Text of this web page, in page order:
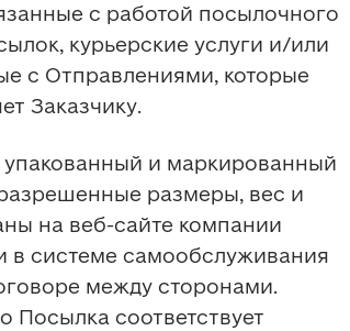
с работой посылочного
курьерские услуги и/или
с Отправлениями, которые
Заказчику.
упакованный и маркированный
размеры, вес и
на веб-сайте компании
в системе самообслуживания
между сторонами.
Посылка соответствует